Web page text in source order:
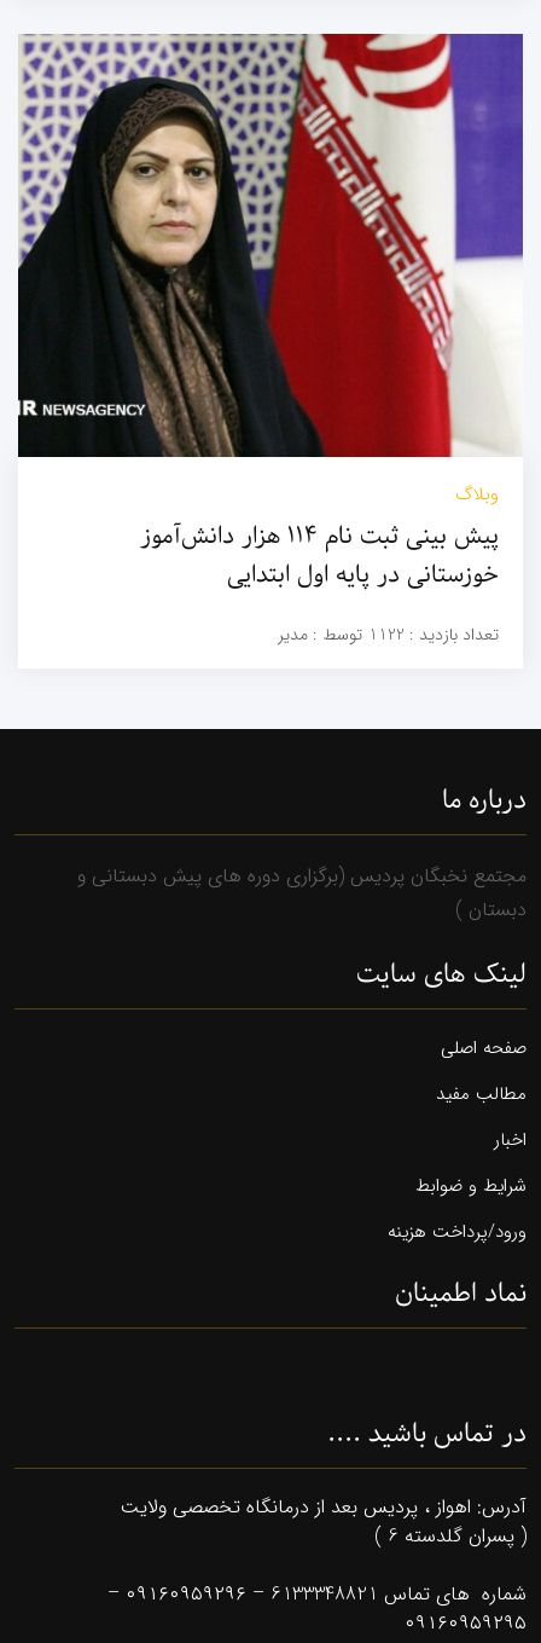
وبلاگ
پیش بینی ثبت نام ۱۱۴ هزار دانش‌آموز
خوزستانی در پایه اول ابتدایی
تعداد بازدید : 1122 توسط : مدیر
درباره ما
مجتمع نخبگان پردیس (برگزاری دوره های پیش دبستانی و
دبستان )
لینک های سایت
صفحه اصلی
مطالب مفید
اخبار
شرایط و ضوابط
ورود/پرداخت هزینه
نماد اطمینان
در تماس باشید ....
آدرس: اهواز ، پردیس بعد از درمانگاه تخصصی ولایت
( پسران گلدسته 6 )
شماره های تماس 6133348821 – ۰۹۱۶۰۹۵۹۲۹۶ –
۰۹۱۶۰۹۵۹۲۹۵